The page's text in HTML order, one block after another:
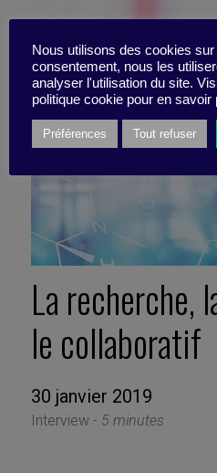
La recherche,
le collaboratif
30 janvier 2019
Interview - 5 minutes
Nous utilisons des cookies
consentement, nous les
analyser l'utilisation du site.
politique cookie pour en savoir
Préférences Tout refuser